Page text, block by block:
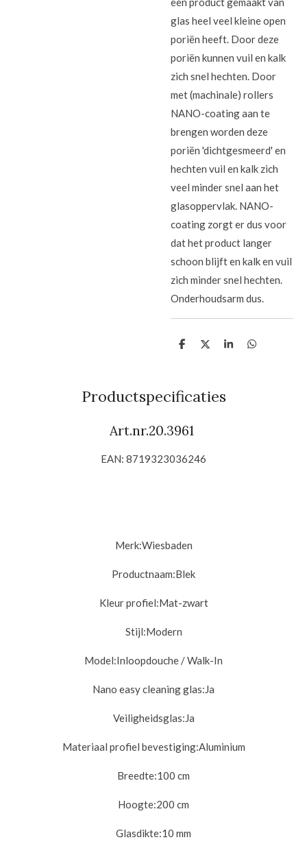
glas heel veel kleine open
poriën heeft. Door deze
poriën kunnen vuil en kalk
zich snel hechten. Door
met (machinale) rollers
NANO-coating aan te
brengen worden deze
poriën 'dichtgesmeerd' en
hechten vuil en kalk zich
veel minder snel aan het
glasoppervlak. NANO-
coating zorgt er dus voor
dat het product langer
schoon blijft en kalk en vuil
zich minder snel hechten.
Onderhoudsarm dus.
D
n
D
S
D
Productspecificaties
Art.nr.20.3961
EAN: 8719323036246
Merk:Wiesbaden
Productnaam:Blek
Kleur profiel:Mat-zwart
Stijl:Modern
Model:Inloopdouche / Walk-In
Nano easy cleaning glas:Ja
Veiligheidsglas:Ja
Materiaal profiel bevestiging:Aluminium
Breedte:100 cm
Hoogte:200 cm
Glasdikte:10 mm